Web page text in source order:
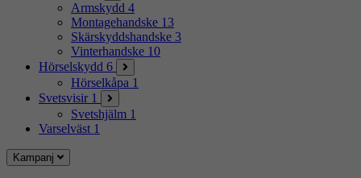
Armskydd 4
Montagehandske 13
Skärskyddshandske 3
Vinterhandske 10
Hörselskydd 6
Hörselkåpa 1
Svetsvisir 1
Svetshjälm 1
Varselväst 1
Kampanj